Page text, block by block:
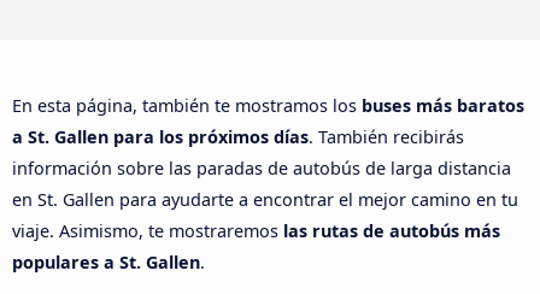
En esta página, también te mostramos los buses más baratos
a St. Gallen para los próximos días. También recibirás
información sobre las paradas de autobús de larga distancia
en St. Gallen para ayudarte a encontrar el mejor camino en tu
viaje. Asimismo, te mostraremos las rutas de autobús más
populares a St. Gallen.